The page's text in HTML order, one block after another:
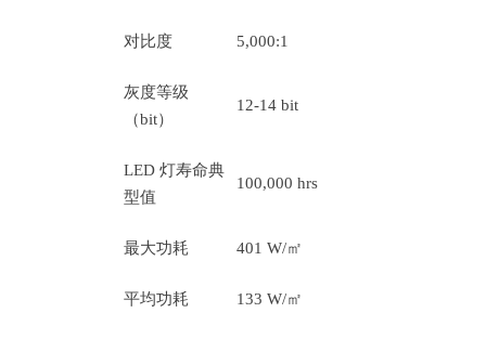
对比度 5,000:1
灰度等级
（bit）
12-14 bit
LED 灯寿命典
型值
100,000 hrs
最大功耗 401 W/㎡
平均功耗 133 W/㎡